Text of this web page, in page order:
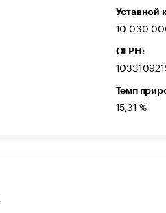
Уставной
10 030
ОГРН:
Темп
15,31 %